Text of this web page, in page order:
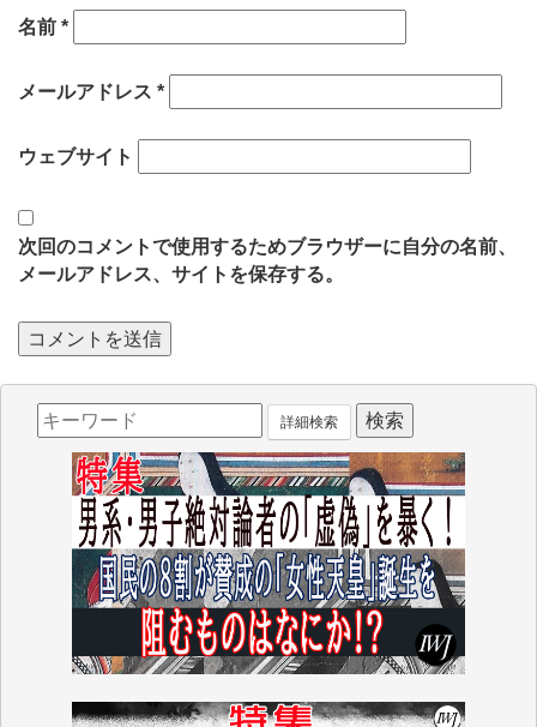
名前 *
メールアドレス *
ウェブサイト
次回のコメントで使用するためブラウザーに自分の名前、
メールアドレス、サイトを保存する。
詳細検索